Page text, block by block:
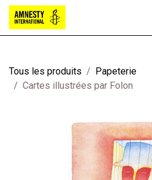
Tous les produits
Papeterie
Cartes illustrées par Folon